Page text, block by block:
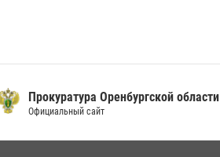
Прокуратура Оренбургской области
Официальный сайт